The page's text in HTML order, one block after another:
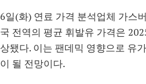
6일(화) 연료 가격 분석업체 가스
국 전역의 평균 휘발유 가격은
상됐다. 이는 팬데믹 영향으로 유
이 될 전망이다.